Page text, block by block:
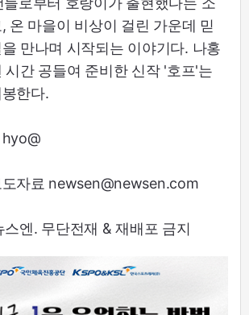
온 마을이 비상이 걸린 가운데 믿
만나며 시작되는 이야기다. 나홍
시간 공들여 준비한 신작 '호프'는
한다.
자료 newsen@newsen.com
엔. 무단전재 & 재배포 금지